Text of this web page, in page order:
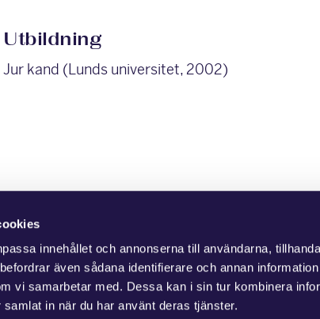
innehållet och annonserna till användarna,
även sådana identifierare och annan
vi samarbetar med. Dessa kan i sin tur kombinera
in när du har använt deras tjänster.
Utbildning
Jur kand (Lunds universitet, 2002)